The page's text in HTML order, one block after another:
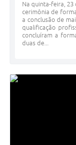
Na quinta-feira, 23
cerimônia de
a conclusão de
qualificação
concluíram a
duas de...